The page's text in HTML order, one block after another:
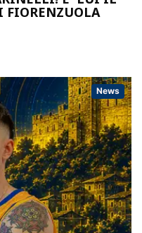
FIORENZUOLA
News